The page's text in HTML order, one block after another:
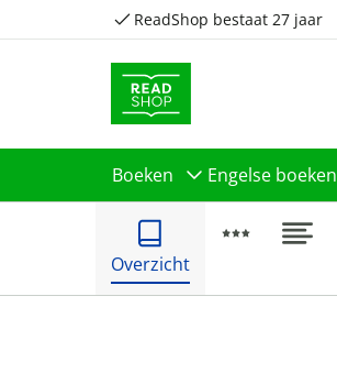
ReadShop bestaat 27 jaar
Boeken Engelse boeken
Overzicht